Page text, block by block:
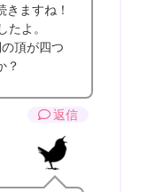
ますね！
たよ。
頂が四つ
？
返信